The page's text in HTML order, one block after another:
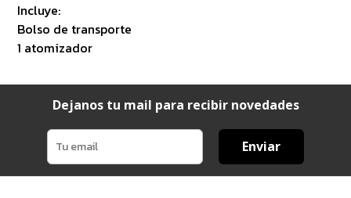
Incluye:
Bolso de transporte
1 atomizador
Dejanos tu mail para recibir novedades
Enviar